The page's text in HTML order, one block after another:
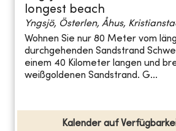
longest beach
Yngsjö, Österlen, Åhus,
Wohnen Sie nur 80 Meter vom
durchgehenden Sandstrand
einem 40 Kilometer langen und
weißgoldenen Sandstrand. G...
Kalender auf